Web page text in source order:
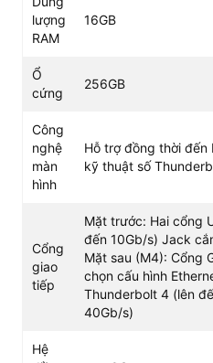
trí tuệ nhân tạo (AI) một cách
Vận hành đa nhiệm,
Sản phẩm được trang bị
tưởng để đảm bảo khả năng
hiện tượng giật lag. Ổ cứng
truy xuất dữ liệu cực nhanh,
động hệ điều hành
lượng
RAM
16GB
Ổ
cứng
256GB
Công
nghệ
màn
hình
Hỗ trợ đồng thời đến
kỹ thuật số
Cổng
giao
tiếp
Mặt trước: Hai cổng
đến 10Gb/s) Jack
Mặt sau (M4): Cổng
chọn cấu hình
Thunderbolt 4 (lên
40Gb/s)
Hệ